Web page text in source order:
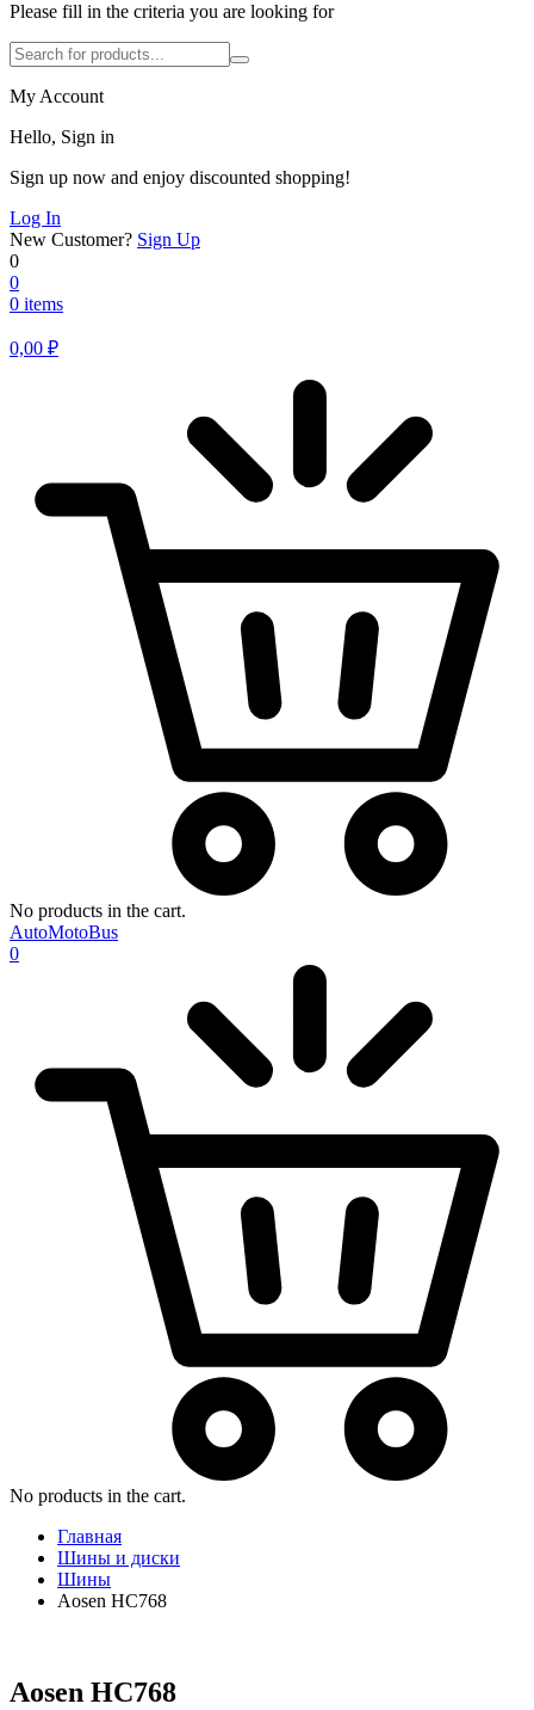
Please fill in the criteria you are looking for
My Account
Hello, Sign in
Sign up now and enjoy discounted shopping!
Log In
New Customer? Sign Up
0
0
0 items
0,00 ₽
No products in the cart.
AutoMotoBus
0
No products in the cart.
Главная
Шины и диски
Шины
Aosen HC768
Aosen HC768